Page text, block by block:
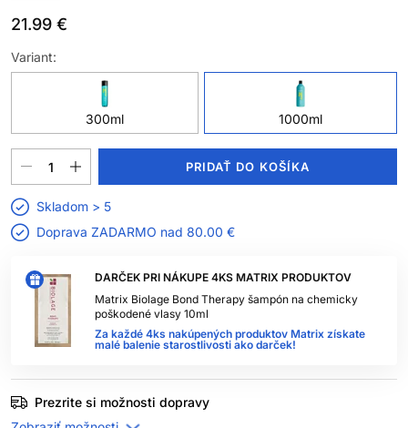
21.99 €
DARČEK PRI NÁKUPE 4KS MATRIX PRODUKTOV
Matrix Biolage Bond Therapy šampón na chemicky
poškodené vlasy 10ml
Za každé 4ks nakúpených produktov Matrix získate
malé balenie starostlivosti ako darček!
Variant:
300ml 1000ml
PRIDAŤ DO KOŠÍKA
Skladom > 5
Doprava ZADARMO nad 80.00 €
Prezrite si možnosti dopravy